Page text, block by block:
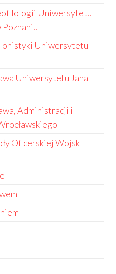
Uniwersytetu
Poznaniu
Uniwersytetu
Uniwersytetu Jana
Administracji i
Oficerskiej Wojsk